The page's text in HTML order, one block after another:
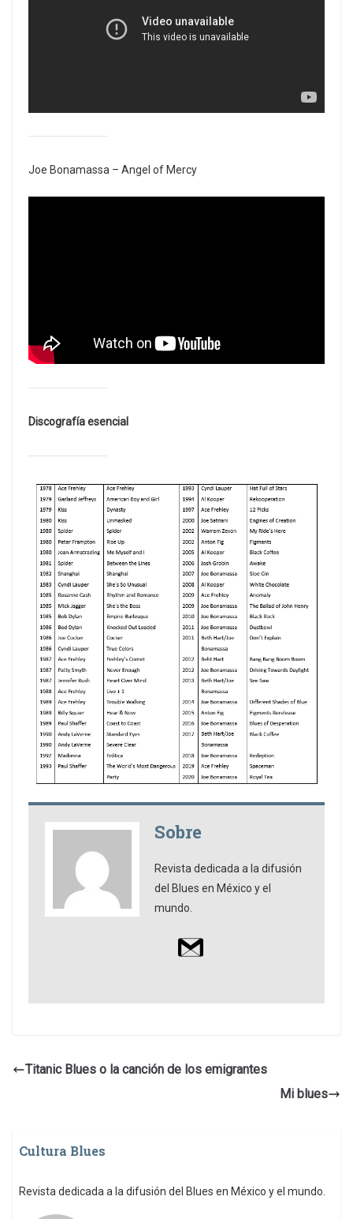
Joe Bonamassa – Angel of Mercy
Discografía esencial
Sobre
Revista dedicada a la difusión
del Blues en México y el
mundo.
Titanic Blues o la canción de los emigrantes
Mi blues
Cultura Blues
Revista dedicada a la difusión del Blues en México y el mundo.